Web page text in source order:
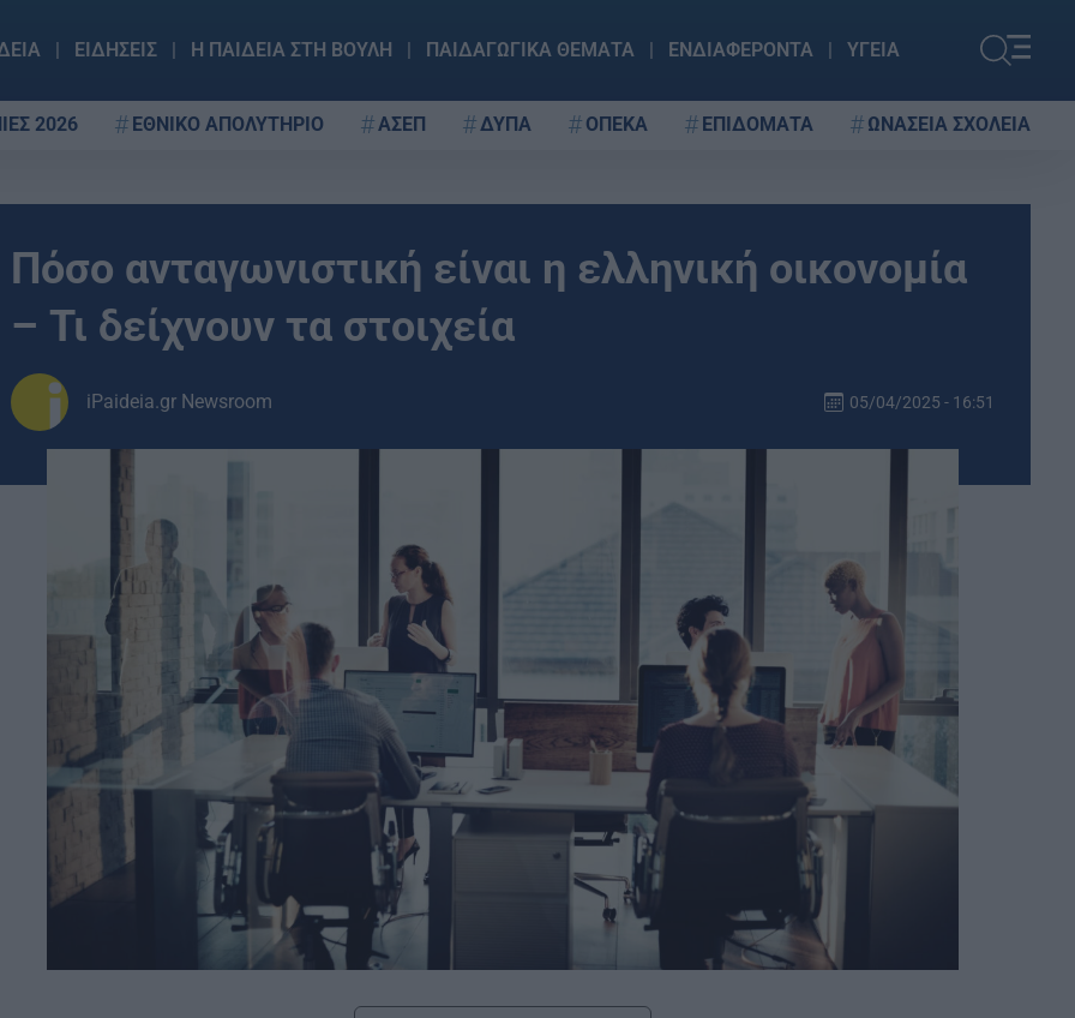
ΕΙΔΗΣΕΙΣ Η ΠΑΙΔΕΙΑ ΣΤΗ ΒΟΥΛΗ ΠΑΙΔΑΓΩΓΙΚΑ ΘΕΜΑΤΑ ΕΝΔΙΑΦΕΡΟΝΤΑ ΥΓΕΙΑ
2026 ΕΘΝΙΚΟ ΑΠΟΛΥΤΗΡΙΟ ΑΣΕΠ ΔΥΠΑ ΟΠΕΚΑ ΕΠΙΔΟΜΑΤΑ ΩΝΑΣΕΙΑ ΣΧΟΛΕΙΑ
Πόσο ανταγωνιστική είναι η ελληνική οικονομία
– Τι δείχνουν τα στοιχεία
iPaideia.gr Newsroom 05/04/2025 - 16:51